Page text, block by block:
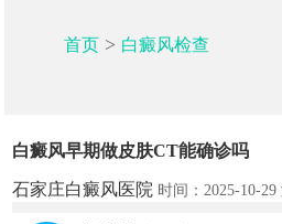
首页> 白癜风检查
白癜风早期做皮肤CT能确诊吗
石家庄白癜风医院 时间：2025-10-29